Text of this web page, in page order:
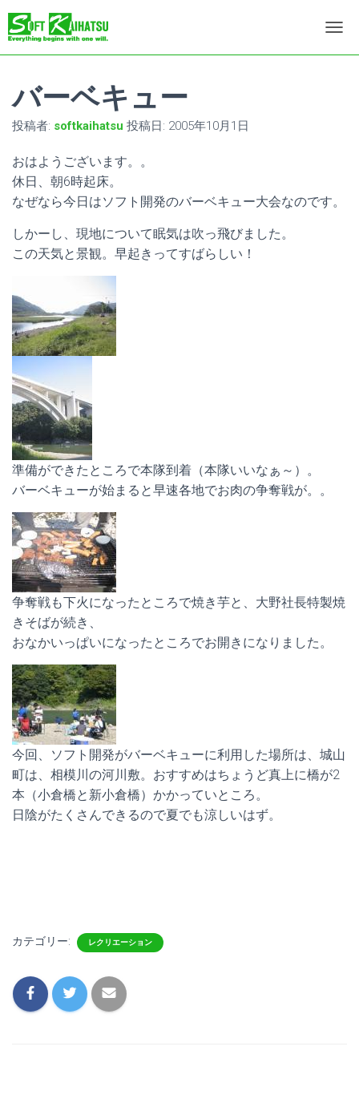
ビ
え
バーベキュー
投稿者: softkaihatsu 投稿日: 2005年10月1日
おはようございます。。
休日、朝6時起床。
なぜなら今日はソフト開発のバーベキュー大会なのです。
しかーし、現地について眠気は吹っ飛びました。
この天気と景観。早起きってすばらしい！
準備ができたところで本隊到着（本隊いいなぁ～）。
バーベキューが始まると早速各地でお肉の争奪戦が。。
争奪戦も下火になったところで焼き芋と、大野社長特製焼
きそばが続き、
おなかいっぱいになったところでお開きになりました。
今回、ソフト開発がバーベキューに利用した場所は、城山
町は、相模川の河川敷。おすすめはちょうど真上に橋が2
本（小倉橋と新小倉橋）かかっていところ。
日陰がたくさんできるので夏でも涼しいはず。
カテゴリー: レクリエーション